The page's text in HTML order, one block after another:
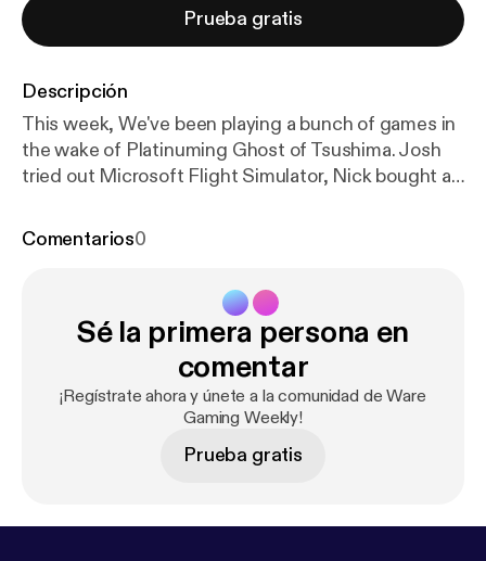
Prueba gratis
Descripción
This week, We've been playing a bunch of games in
the wake of Platinuming Ghost of Tsushima. Josh
tried out Microsoft Flight Simulator, Nick bought a
the Year so far. @WareGaming_ @Jaws1015
Comentarios0
Sé la primera persona en
comentar
¡Regístrate ahora y únete a la comunidad de Ware
Gaming Weekly!
Prueba gratis